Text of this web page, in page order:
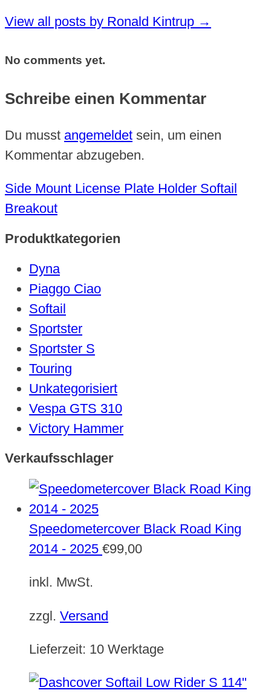
View all posts by Ronald Kintrup →
No comments yet.
Schreibe einen Kommentar
Du musst angemeldet sein, um einen
Kommentar abzugeben.
Side Mount License Plate Holder Softail
Breakout
Produktkategorien
Dyna
Piaggo Ciao
Softail
Sportster
Sportster S
Touring
Unkategorisiert
Vespa GTS 310
Victory Hammer
Verkaufsschlager
Speedometercover Black Road King
2014 - 2025 €99,00
inkl. MwSt.
zzgl. Versand
Lieferzeit: 10 Werktage